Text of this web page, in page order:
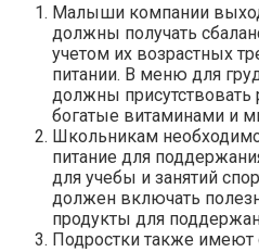
Малыши компании
должны получать
учетом их возрастных
питании. В меню для
должны
богатые витаминами и
Школьникам
питание для
для учебы и занятий
должен включать
продукты для
Подростки также имеют